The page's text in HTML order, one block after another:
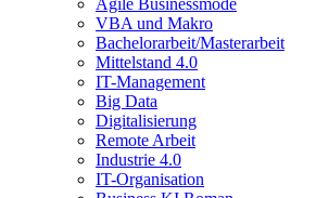
Agile Businessmode
VBA und Makro
Bachelorarbeit/Masterarbeit
Mittelstand 4.0
IT-Management
Big Data
Digitalisierung
Remote Arbeit
Industrie 4.0
IT-Organisation